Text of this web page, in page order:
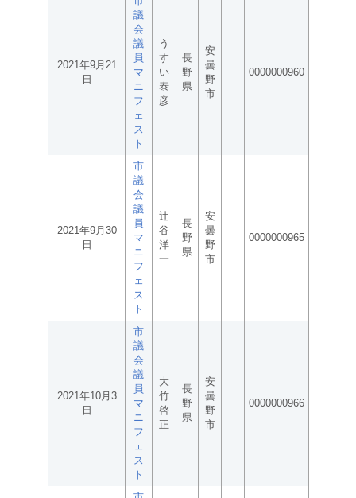
2021年9月21
日
議
会
議
員
マ
ニ
フ
ェ
ス
ト
う
す
い
泰
彦
長
野
県
安
曇
野
市
0000000960
2021年9月30
日
市
議
会
議
員
マ
ニ
フ
ェ
ス
ト
辻
谷
洋
一
長
野
県
安
曇
野
市
0000000965
2021年10月3
日
市
議
会
議
員
マ
ニ
フ
ェ
ス
ト
大
竹
啓
正
長
野
県
安
曇
野
市
0000000966